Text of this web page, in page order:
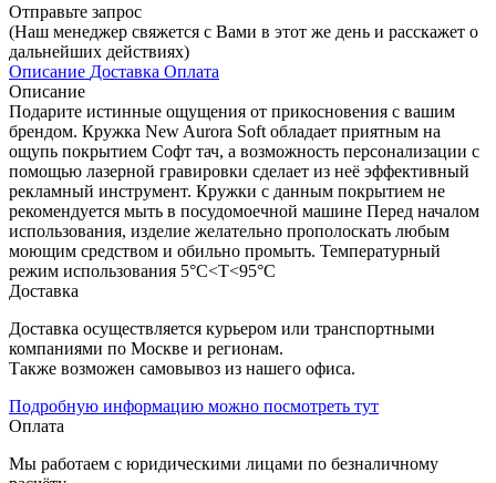
Отправьте запрос
(Наш менеджер свяжется с Вами в этот же день и расскажет о
дальнейших действиях)
Описание Доставка Оплата
Описание
Подарите истинные ощущения от прикосновения с вашим
брендом. Кружка New Aurora Soft обладает приятным на
ощупь покрытием Софт тач, а возможность персонализации с
помощью лазерной гравировки сделает из неё эффективный
рекламный инструмент. Кружки с данным покрытием не
рекомендуется мыть в посудомоечной машине Перед началом
использования, изделие желательно прополоскать любым
моющим средством и обильно промыть. Температурный
режим использования 5°C<Т<95°C
Доставка
Доставка осуществляется курьером или транспортными
компаниями по Москве и регионам.
Также возможен самовывоз из нашего офиса.
Подробную информацию можно посмотреть тут
Оплата
Мы работаем с юридическими лицами по безналичному